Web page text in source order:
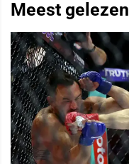
Meest gelezen